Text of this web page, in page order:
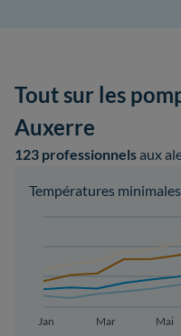
Tout sur les
Auxerre
123 professionnelsaux
Températures
Jan Mar Mai